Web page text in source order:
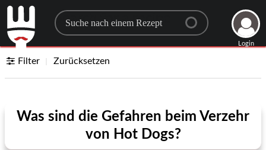
Search for a recipe
Login
Filter Zurücksetzen
Was sind die Gefahren beim Verzehr
von Hot Dogs?